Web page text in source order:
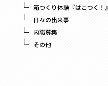
箱つくり体験『はこつく！』
日々の出来事
内職募集
その他